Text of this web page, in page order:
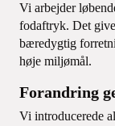
Vi arbejder
fodaftryk. Det
bæredygtig
høje miljømål.
Forandring
Vi introducerede